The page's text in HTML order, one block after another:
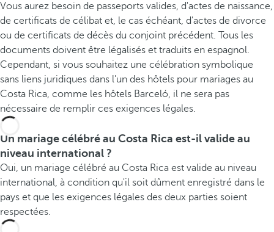
Vous aurez besoin de passeports valides, d'actes de naissance,
de certificats de célibat et, le cas échéant, d'actes de divorce
ou de certificats de décès du conjoint précédent. Tous les
documents doivent être légalisés et traduits en espagnol.
Cependant, si vous souhaitez une célébration symbolique
sans liens juridiques dans l'un des hôtels pour mariages au
Costa Rica, comme les hôtels Barceló, il ne sera pas
nécessaire de remplir ces exigences légales.
Un mariage célébré au Costa Rica est-il valide au
niveau international ?
Oui, un mariage célébré au Costa Rica est valide au niveau
international, à condition qu'il soit dûment enregistré dans le
pays et que les exigences légales des deux parties soient
respectées.